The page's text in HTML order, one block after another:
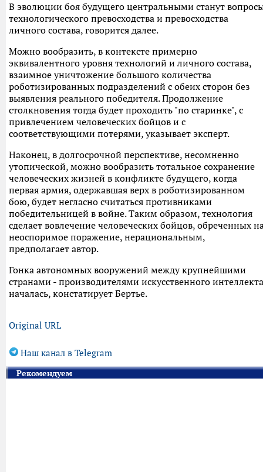
В эволюции боя будущего центральными станут
технологического превосходства и превосходства
личного состава, говорится далее.
Можно вообразить, в контексте примерно
эквивалентного уровня технологий и личного состава,
взаимное уничтожение большого количества
роботизированных подразделений с обеих сторон без
выявления реального победителя. Продолжение
столкновения тогда будет проходить "по старинке", с
привлечением человеческих бойцов и с
соответствующими потерями, указывает эксперт.
Наконец, в долгосрочной перспективе, несомненно
утопической, можно вообразить тотальное сохранение
человеческих жизней в конфликте будущего, когда
первая армия, одержавшая верх в роботизированном
бою, будет негласно считаться противниками
победительницей в войне. Таким образом, технология
сделает вовлечение человеческих бойцов, обреченных
неоспоримое поражение, нерациональным,
предполагает автор.
Гонка автономных вооружений между крупнейшими
странами - производителями искусственного интеллекта
началась, констатирует Бертье.
Original URL
Наш канал в Telegram
Рекомендуем